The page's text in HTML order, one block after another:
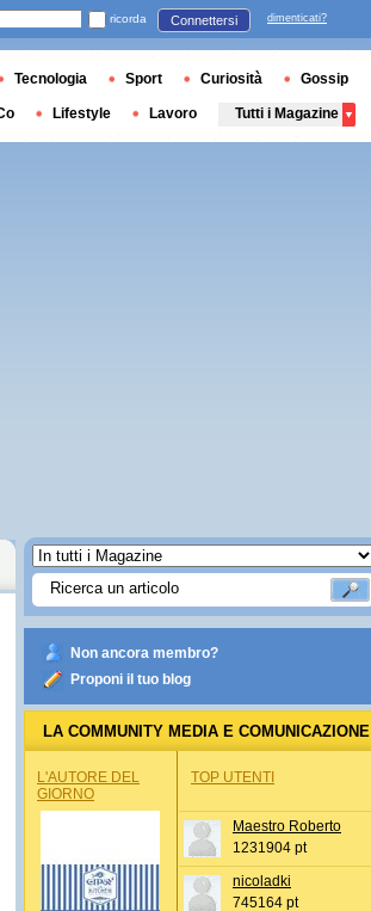
Non ancora membro?
Proponi il tuo blog
LA COMMUNITY MEDIA E COMUNICAZIONE
L'AUTORE DEL
GIORNO
TOP UTENTI
Maestro Roberto
1231904 pt
nicoladki
745164 pt
ricorda Connettersi dimenticati?
Tecnologia Sport Curiosità Gossip
Lifestyle Lavoro Tutti i Magazine